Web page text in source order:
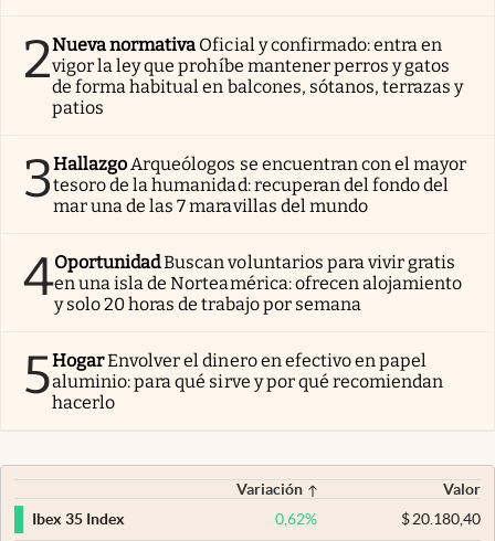
2Nueva normativa Oficial y confirmado: entra en
vigor la ley que prohíbe mantener perros y gatos
de forma habitual en balcones, sótanos, terrazas y
patios
3Hallazgo Arqueólogos se encuentran con el mayor
tesoro de la humanidad: recuperan del fondo del
mar una de las 7 maravillas del mundo
4OportunidadBuscan voluntarios para vivir gratis
en una isla de Norteamérica: ofrecen alojamiento
y solo 20 horas de trabajo por semana
5HogarEnvolver el dinero en efectivo en papel
aluminio: para qué sirve y por qué recomiendan
hacerlo
Variación
Valor
Ibex 35 Index
0,62% $20.180,40